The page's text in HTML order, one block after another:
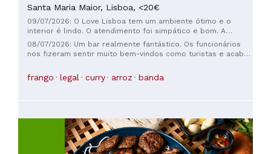
Santa Maria Maior, Lisboa, <20€
09/07/2026: O Love Lisboa tem um ambiente ótimo e o
interior é lindo. O atendimento foi simpático e bom. A
comida estava bem apresentada, mas o sabor poderia ser
melhor. No geral, foi uma boa experiência.
08/07/2026: Um bar realmente fantástico. Os funcionários
nos fizeram sentir muito bem-vindos como turistas e acabou
nossa primeira visita, o garçom (Unek) se lembrou de todos
os nossos pedidos de bebidas para as visitas futuras. O
frango legal curry arroz banda